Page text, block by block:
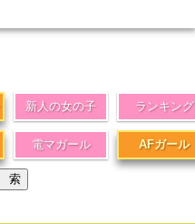
新人の女の子 ランキング
電マガール AFガール